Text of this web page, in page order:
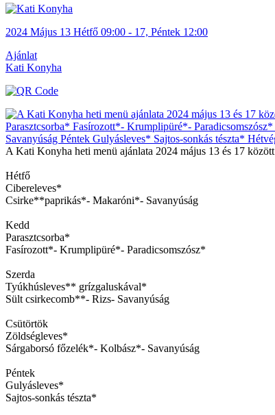
2024 Május 13 Hétfő 09:00 - 17, Péntek 12:00
Ajánlat
Kati Konyha
A Kati Konyha heti menü ajánlata 2024 május 13 és 17 között
Hétfő
Cibereleves*
Csirke**paprikás*- Makaróni*- Savanyúság
Kedd
Parasztcsorba*
Fasírozott*- Krumplipüré*- Paradicsomszósz*
Szerda
Tyúkhúsleves** grízgaluskával*
Sült csirkecomb**- Rizs- Savanyúság
Csütörtök
Zöldségleves*
Sárgaborsó főzelék*- Kolbász*- Savanyúság
Péntek
Gulyásleves*
Sajtos-sonkás tészta*